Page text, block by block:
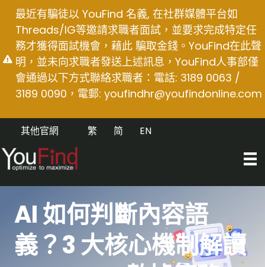
content
最近有騙徒以 YouFind 名義, 在社群媒體平台如
Threads/IG等邀請求職者面試，並要求完成特定任
務才獲得面試機會，藉此 騙取金錢。YouFind在此聲
明，並未向求職者發送上述訊息，YouFind人事部僅
會通過以下方式聯絡求職者：電話: 3189 0063 /
3189 0090，電郵: youfindhr@youfindonline.com
其他官網 EN
简
繁
AI 如何判斷內容語
義？3 大核心機制解讀